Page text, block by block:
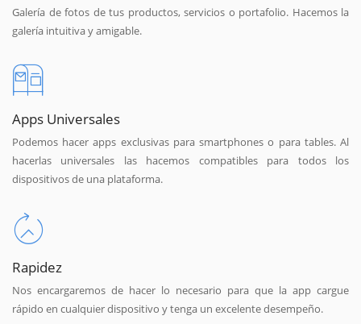
Galería de fotos de tus productos, servicios o portafolio. Hacemos la
galería intuitiva y amigable.
Apps Universales
Podemos hacer apps exclusivas para smartphones o para tables. Al
hacerlas universales las hacemos compatibles para todos los
dispositivos de una plataforma.
Rapidez
Nos encargaremos de hacer lo necesario para que la app cargue
rápido en cualquier dispositivo y tenga un excelente desempeño.